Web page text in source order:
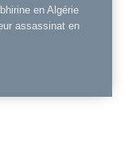
en Algérie
assassinat en